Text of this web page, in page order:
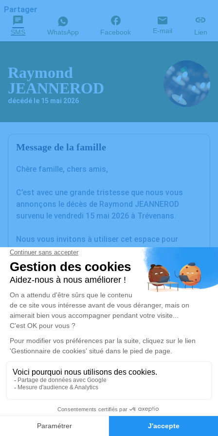
Faire-part Hommages
Partager
SMS WhatsApp Facebook E-mail Lien
Raymond
JEANNEROD
décédé le 15 mai 2026
Message de la famille
Chère famille, chers amis,
C’est avec une grande tristesse que nous vous
annonçons le décès de Raymond JEANNEROD
survenu le vendredi 15 mai 2026 à Trévenans.
Nous vous invitons à utiliser cet espace pour
laisser vos condoléances, partager des photos
souvenirs, une anecdote ou exprimer vos pensées à
travers des poèmes ou des textes. Cet endroit est
un lieu d'expression dédié à honorer la mémoire de
Raymond JEANNEROD.
Cérémonie
jeudi 21 mai 2026 à 14h30
Chapelle Notre Dame de Cravanche
23 Rue de Vesoul
Je rends hommage